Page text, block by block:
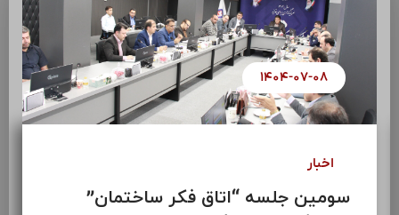
۱۴۰۴-۰۷-۰۸
اخبار
سومین جلسه “اتاق فکر ساختمان”